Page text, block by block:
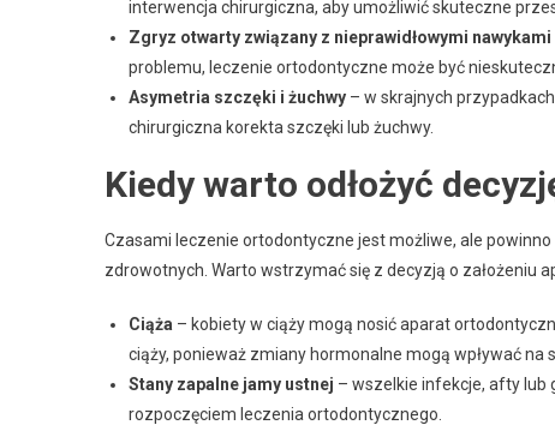
interwencja chirurgiczna, aby umożliwić skuteczne
Zgryz otwarty związany z nieprawidłowymi
problemu, leczenie ortodontyczne może być
Asymetria szczęki i żuchwy – w skrajnych
chirurgiczna korekta szczęki lub żuchwy.
Kiedy warto odłożyć
Czasami leczenie ortodontyczne jest możliwe, ale
zdrowotnych. Warto wstrzymać się z decyzją o założeniu
Ciąża – kobiety w ciąży mogą nosić aparat
ciąży, ponieważ zmiany hormonalne mogą wpływać na
Stany zapalne jamy ustnej – wszelkie infekcje, afty lub
rozpoczęciem leczenia ortodontycznego.